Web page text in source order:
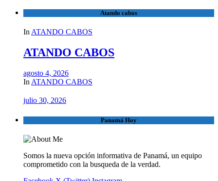
Atando cabos
In ATANDO CABOS
ATANDO CABOS
agosto 4, 2026
In ATANDO CABOS
julio 30, 2026
Panamá Hoy
Somos la nueva opción informativa de Panamá, un equipo
comprometido con la busqueda de la verdad.